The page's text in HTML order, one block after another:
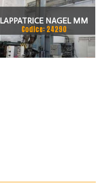
LAPPATRICE NAGEL MM
3800
Codice: 24290